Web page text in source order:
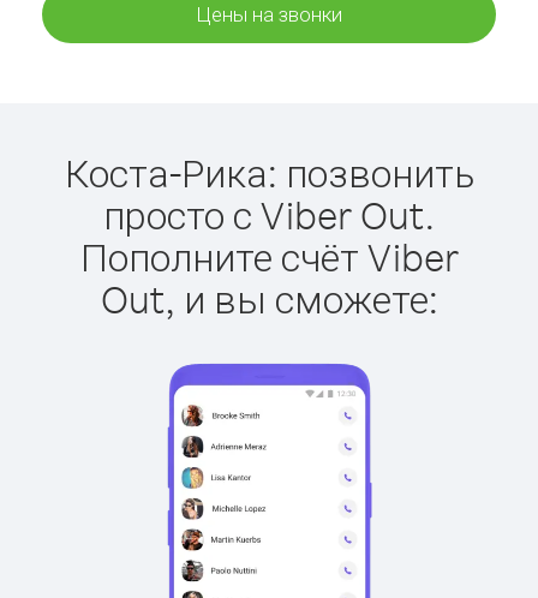
Цены на звонки
Коста-Рика: позвонить
просто с Viber Out.
Пополните счёт Viber
Out, и вы сможете: